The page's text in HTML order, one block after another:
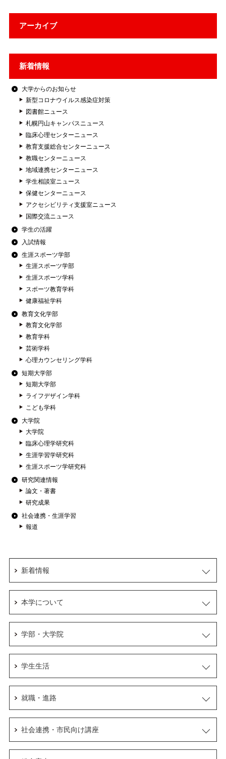
アーカイブ
新着情報
大学からのお知らせ
新型コロナウイルス感染症対策
図書館ニュース
札幌円山キャンパスニュース
臨床心理センターニュース
教育支援総合センターニュース
教職センターニュース
地域連携センターニュース
学生相談室ニュース
保健センターニュース
アクセシビリティ支援室ニュース
国際交流ニュース
学生の活躍
入試情報
生涯スポーツ学部
生涯スポーツ学部
生涯スポーツ学科
スポーツ教育学科
健康福祉学科
教育文化学部
教育文化学部
教育学科
芸術学科
心理カウンセリング学科
短期大学部
短期大学部
ライフデザイン学科
こども学科
大学院
大学院
臨床心理学研究科
生涯学習学研究科
生涯スポーツ学研究科
研究関連情報
論文・著書
研究成果
社会連携・生涯学習
報道
新着情報
本学について
学部・大学院
学生生活
就職・進路
社会連携・市民向け講座